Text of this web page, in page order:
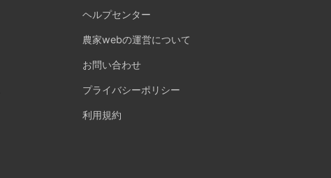
ヘルプセンター
農家webの運営について
お問い合わせ
プライバシーポリシー
利用規約